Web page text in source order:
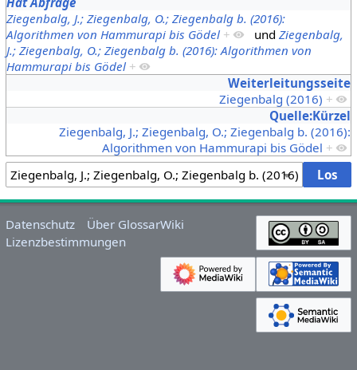
Ziegenbalg, J.; Ziegenbalg, O.; Ziegenbalg b. (2016):
Algorithmen von Hammurapi bis Gödel + und Ziegenbalg,
J.; Ziegenbalg, O.; Ziegenbalg b. (2016): Algorithmen von
Hammurapi bis Gödel +
Weiterleitungsseite
Ziegenbalg (2016) +
Quelle:Kürzel
Ziegenbalg, J.; Ziegenbalg, O.; Ziegenbalg b. (2016):
Algorithmen von Hammurapi bis Gödel +
Datenschutz
Über GlossarWiki
Lizenzbestimmungen